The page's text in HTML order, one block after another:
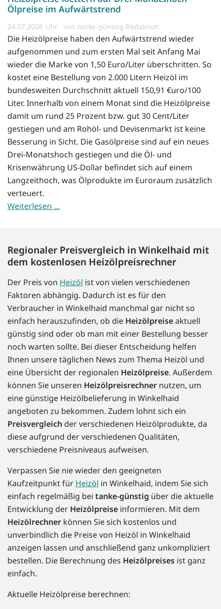
Ölpreise im Aufwärtstrend
24.07.2026 von tanke-günstig Redaktion
Die Heizölpreise haben den Aufwärtstrend wieder
aufgenommen und zum ersten Mal seit Anfang Mai
wieder die Marke von 1,50 Euro/Liter überschritten. So
kostet eine Bestellung von 2.000 Litern Heizöl im
bundesweiten Durchschnitt aktuell 150,91 €uro/100
Liter. Innerhalb von einem Monat sind die Heizölpreise
damit um rund 25 Prozent bzw. gut 30 Cent/Liter
gestiegen und am Rohöl- und Devisenmarkt ist keine
Besserung in Sicht. Die Gasölpreise sind auf ein neues
Drei-Monatshoch gestiegen und die Öl- und
Krisenwährung US-Dollar befindet sich auf einem
Langzeithoch, was Ölprodukte im Euroraum zusätzlich
verteuert.
Weiterlesen …
Regionaler Preisvergleich in Winkelhaid mit
dem kostenlosen Heizölpreisrechner
Der Preis von Heizöl ist von vielen verschiedenen
Faktoren abhängig. Dadurch ist es für den
Verbraucher in Winkelhaid manchmal gar nicht so
einfach herauszufinden, ob die Heizölpreiseaktuell
günstig sind oder ob man mit einer Bestellung besser
noch warten sollte. Bei dieser Entscheidung helfen
Ihnen unsere täglichen News zum Thema Heizöl und
eine Übersicht der regionalen Heizölpreise. Außerdem
können Sie unseren Heizölpreisrechner nutzen, um
eine günstige Heizölbelieferung in Winkelhaid
angeboten zu bekommen. Zudem lohnt sich ein
Preisvergleich der verschiedenen Heizölprodukte, da
diese aufgrund der verschiedenen Qualitäten,
verschiedene Preisniveaus aufweisen.
Verpassen Sie nie wieder den geeigneten
Kaufzeitpunkt für Heizöl in Winkelhaid, indem Sie sich
einfach regelmäßig bei tanke-günstig über die aktuelle
Entwicklung der Heizölpreise informieren. Mit dem
Heizölrechner können Sie sich kostenlos und
unverbindlich die Preise von Heizöl in Winkelhaid
anzeigen lassen und anschließend ganz unkompliziert
bestellen. Die Berechnung des Heizölpreises ist ganz
einfach.
Aktuelle Heizölpreise berechnen: